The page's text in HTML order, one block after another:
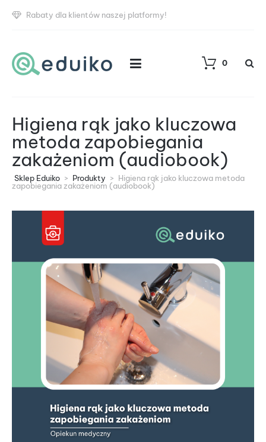
Rabaty dla klientów naszej platformy!
0
Higiena rąk jako kluczowa
metoda zapobiegania
zakażeniom (audiobook)
Sklep Eduiko > Produkty > Higiena rąk jako kluczowa metoda
zapobiegania zakażeniom (audiobook)